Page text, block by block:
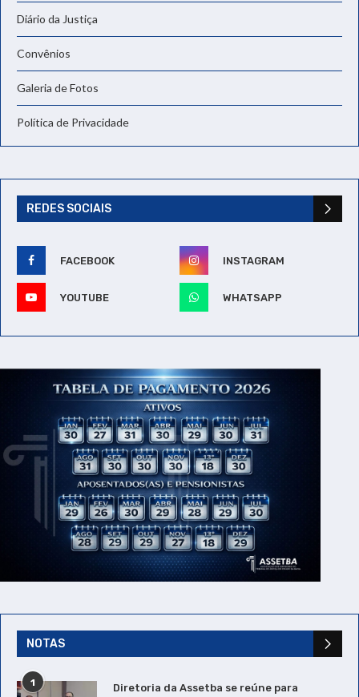
Diário da Justiça
Convênios
Galeria de Fotos
Política de Privacidade
REDES SOCIAIS
FACEBOOK INSTAGRAM
YOUTUBE WHATSAPP
NOTAS
1
Diretoria da Assetba se reúne para